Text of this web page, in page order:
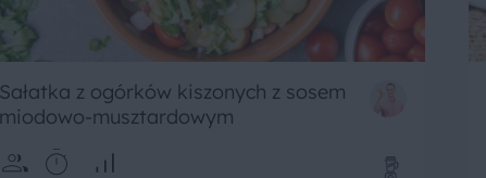
Sałatka z ogórków kiszonych z sosem
miodowo-musztardowym